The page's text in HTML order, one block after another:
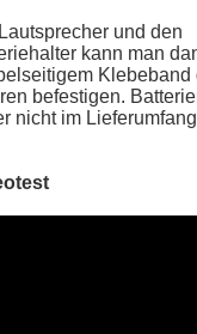
und den
kann man
Klebeband
befestigen.
nicht im